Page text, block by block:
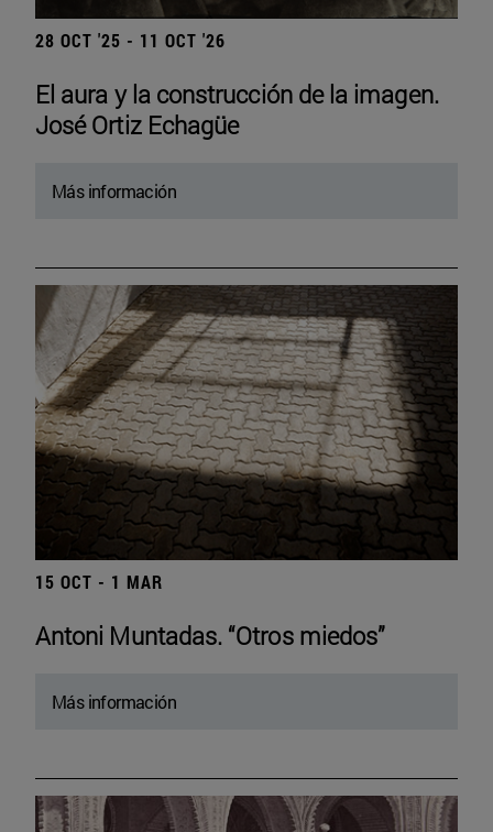
28 OCT '25 - 11 OCT '26
El aura y la construcción de la imagen.
José Ortiz Echagüe
Más información
15 OCT - 1 MAR
Antoni Muntadas. “Otros miedos”
Más información